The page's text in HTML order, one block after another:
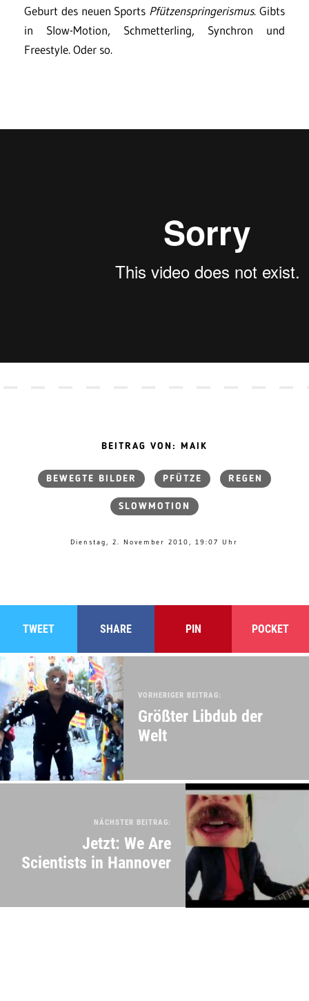
Geburt des neuen Sports Pfützenspringerismus. Gibts
in Slow-Motion, Schmetterling, Synchron und
Freestyle. Oder so.
BEITRAG VON: MAIK
BEWEGTE BILDER PFÜTZE REGEN
SLOWMOTION
Dienstag, 2. November 2010, 19:07 Uhr
TWEET SHARE PIN POCKET
VORHERIGER BEITRAG:
Größter Libdub der
Welt
NÄCHSTER BEITRAG:
Jetzt: We Are
Scientists in Hannover